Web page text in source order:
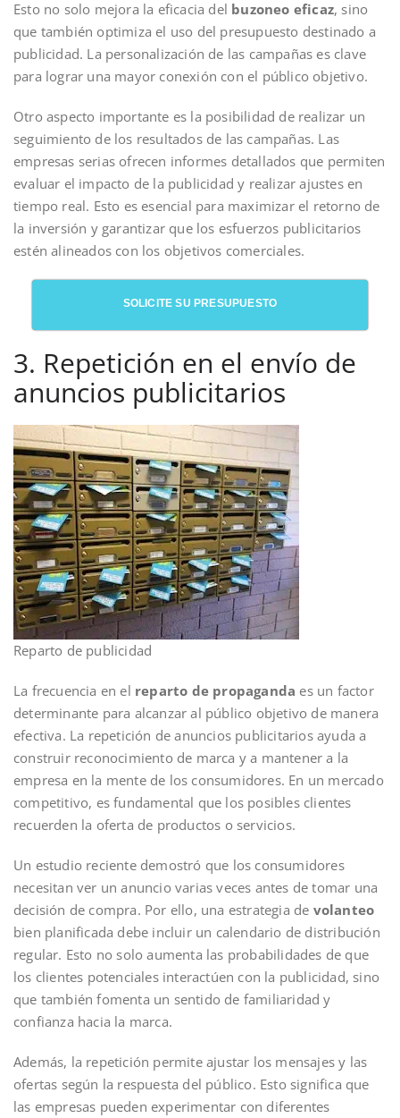
Esto no solo mejora la eficacia del buzoneo eficaz, sino
que también optimiza el uso del presupuesto destinado a
publicidad. La personalización de las campañas es clave
para lograr una mayor conexión con el público objetivo.
Otro aspecto importante es la posibilidad de realizar un
seguimiento de los resultados de las campañas. Las
empresas serias ofrecen informes detallados que permiten
evaluar el impacto de la publicidad y realizar ajustes en
tiempo real. Esto es esencial para maximizar el retorno de
la inversión y garantizar que los esfuerzos publicitarios
estén alineados con los objetivos comerciales.
SOLICITE SU PRESUPUESTO
3. Repetición en el envío de
anuncios publicitarios
Reparto de publicidad
La frecuencia en el reparto de propaganda es un factor
determinante para alcanzar al público objetivo de manera
efectiva. La repetición de anuncios publicitarios ayuda a
construir reconocimiento de marca y a mantener a la
empresa en la mente de los consumidores. En un mercado
competitivo, es fundamental que los posibles clientes
recuerden la oferta de productos o servicios.
Un estudio reciente demostró que los consumidores
necesitan ver un anuncio varias veces antes de tomar una
decisión de compra. Por ello, una estrategia de volanteo
bien planificada debe incluir un calendario de distribución
regular. Esto no solo aumenta las probabilidades de que
los clientes potenciales interactúen con la publicidad, sino
que también fomenta un sentido de familiaridad y
confianza hacia la marca.
Además, la repetición permite ajustar los mensajes y las
ofertas según la respuesta del público. Esto significa que
las empresas pueden experimentar con diferentes